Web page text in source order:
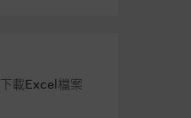
下載Excel檔案